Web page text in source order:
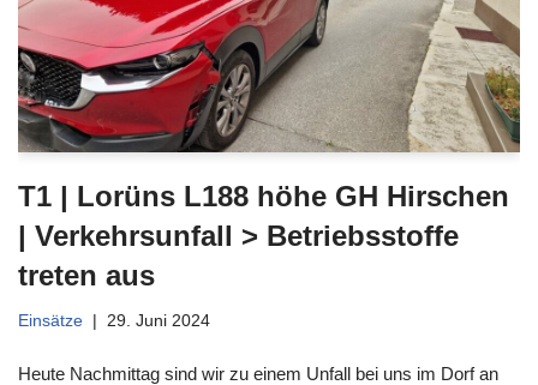
T1 | Lorüns L188 höhe GH Hirschen
| Verkehrsunfall > Betriebsstoffe
treten aus
Einsätze 29. Juni 2024
Heute Nachmittag sind wir zu einem Unfall bei uns im Dorf an